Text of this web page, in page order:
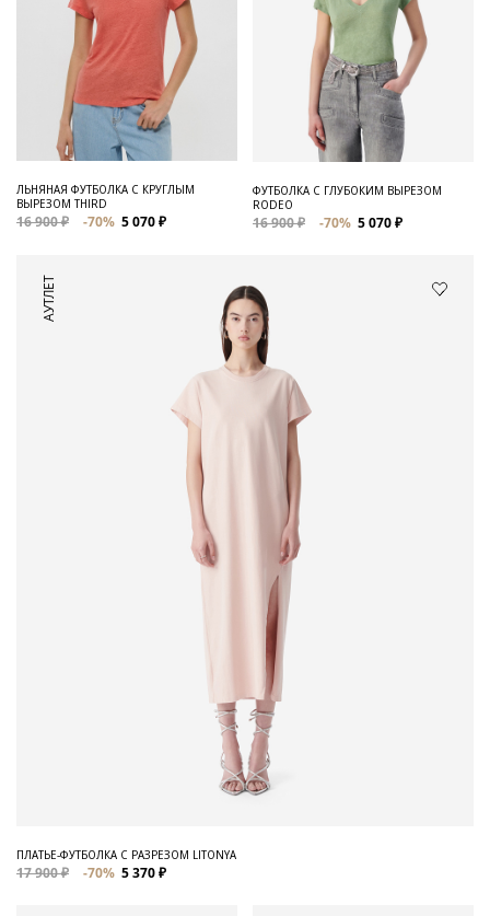
ЛЬНЯНАЯ ФУТБОЛКА С КРУГЛЫМ
ВЫРЕЗОМ THIRD
16 900 ₽ -70% 5 070 ₽
ФУТБОЛКА С ГЛУБОКИМ ВЫРЕЗОМ
RODEO
16 900 ₽ -70% 5 070 ₽
АУТЛЕТ
ПЛАТЬЕ-ФУТБОЛКА С РАЗРЕЗОМ LITONYA
17 900 ₽ -70% 5 370 ₽